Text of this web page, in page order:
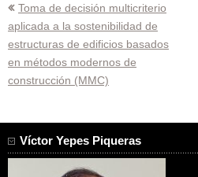
Navegación
de
entradas
Toma de decisión multicriterio
aplicada a la sostenibilidad de
estructuras de edificios basados
en métodos modernos de
construcción (MMC)
Víctor Yepes Piqueras